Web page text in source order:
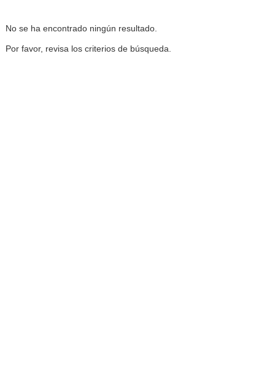
No se ha encontrado ningún resultado.
Por favor, revisa los criterios de búsqueda.